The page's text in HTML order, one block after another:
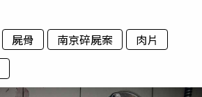
屍骨 南京碎屍案
肉片